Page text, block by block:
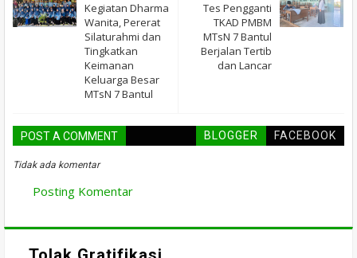
Tes Pengganti
TKAD PMBM
MTsN 7 Bantul
Berjalan Tertib
dan Lancar
Kegiatan Dharma
Wanita, Pererat
Silaturahmi dan
Tingkatkan
Keimanan
Keluarga Besar
MTsN 7 Bantul
POST A COMMENT BLOGGER FACEBOOK
Tidak ada komentar
Posting Komentar